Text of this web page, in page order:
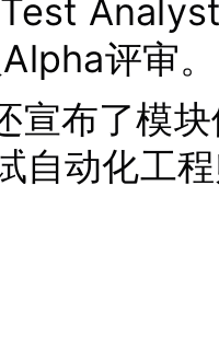
评审。
宣布了模
自动化工